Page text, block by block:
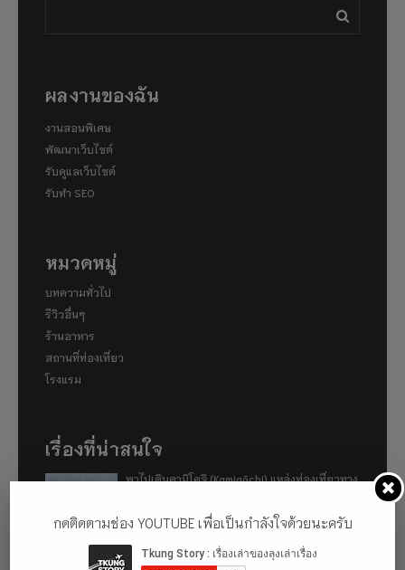
ผลงานของฉัน
งานสอนพิเศษ
พัฒนาเว็บไซต์
รับดูแลเว็บไซต์
รับทำ SEO
หมวดหมู่
บทความทั่วไป
รีวิวอื่นๆ
ร้านอาหาร
สถานที่ท่องเที่ยว
โรงแรม
เรื่องที่น่าสนใจ
พาไปเดินคามิโคจิ (Kamigōchi) แหล่งท่องเที่ยวทาง
กดติดตามช่อง YOUTUBE เพื่อเป็นกำลังใจด้วยนะครับ